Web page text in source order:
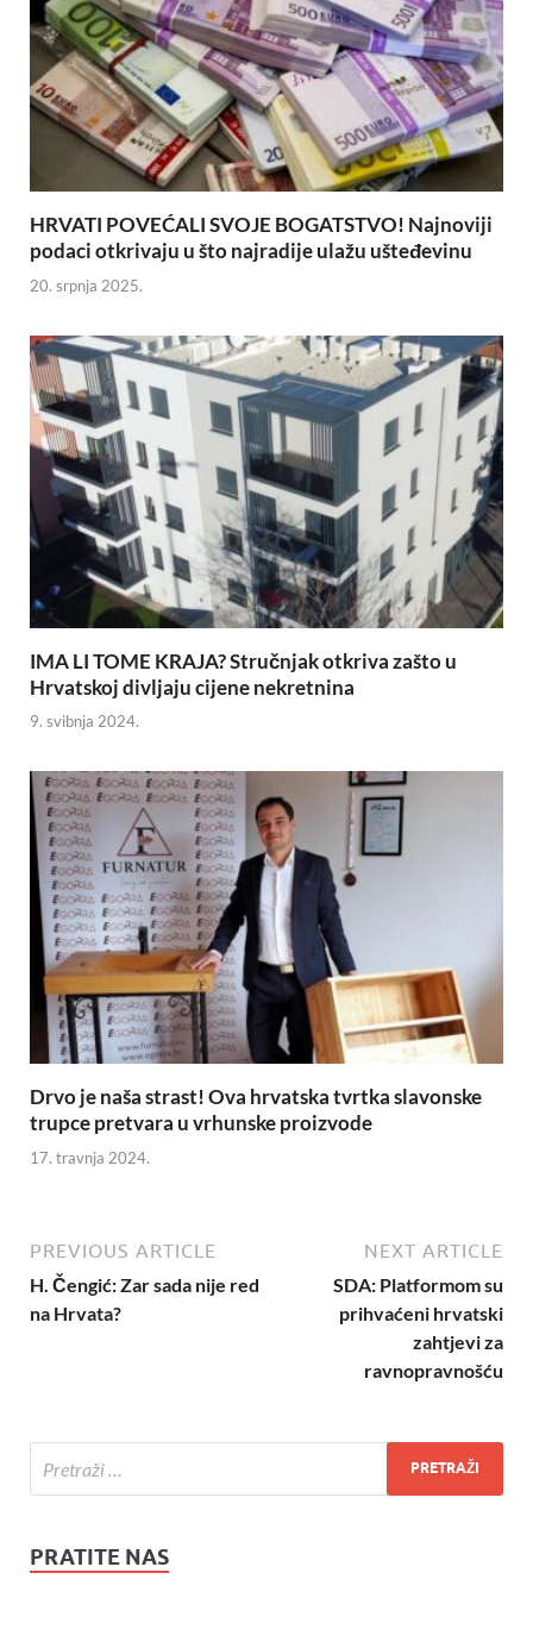
HRVATI POVEĆALI SVOJE BOGATSTVO! Najnoviji
podaci otkrivaju u što najradije ulažu ušteđevinu
20. srpnja 2025.
IMA LI TOME KRAJA? Stručnjak otkriva zašto u
Hrvatskoj divljaju cijene nekretnina
9. svibnja 2024.
Drvo je naša strast! Ova hrvatska tvrtka slavonske
trupce pretvara u vrhunske proizvode
17. travnja 2024.
PREVIOUS ARTICLE
H. Čengić: Zar sada nije red
na Hrvata?
NEXT ARTICLE
SDA: Platformom su
prihvaćeni hrvatski
zahtjevi za
ravnopravnošću
PRATITE NAS